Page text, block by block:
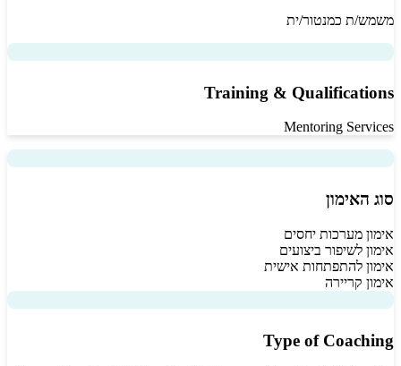
משמש/ת כמנטור/ית
Training & Qualifications
Mentoring Services
סוג האימון
אימון מערכות יחסים
אימון לשיפור ביצועים
אימון להתפתחות אישית
אימון קריירה
Type of Coaching